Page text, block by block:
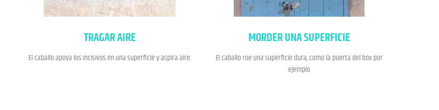
TRAGAR AIRE
El caballo apoya los incisivos en una superficie y aspira aire.
MORDER UNA SUPERFICIE
El caballo roe una superficie dura, como la puerta del box por
ejemplo